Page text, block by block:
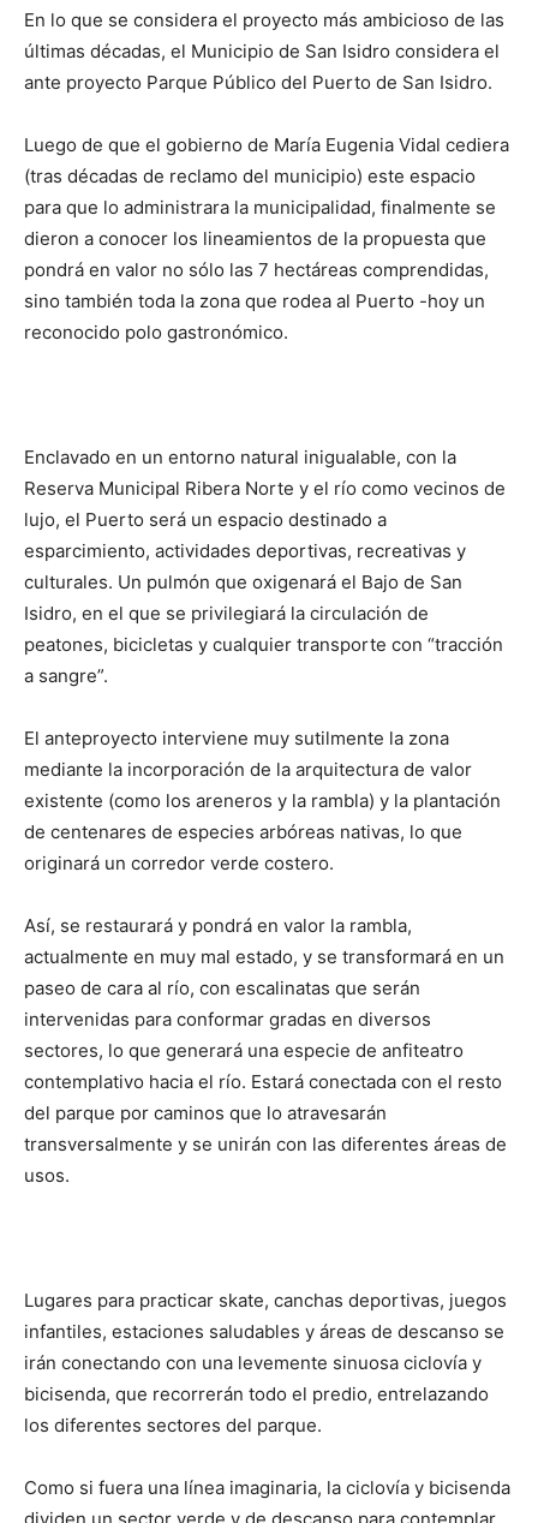
En lo que se considera el proyecto más ambicioso de las
últimas décadas, el Municipio de San Isidro considera el
ante proyecto Parque Público del Puerto de San Isidro.
Luego de que el gobierno de María Eugenia Vidal cediera
(tras décadas de reclamo del municipio) este espacio
para que lo administrara la municipalidad, finalmente se
dieron a conocer los lineamientos de la propuesta que
pondrá en valor no sólo las 7 hectáreas comprendidas,
sino también toda la zona que rodea al Puerto -hoy un
reconocido polo gastronómico.
Enclavado en un entorno natural inigualable, con la
Reserva Municipal Ribera Norte y el río como vecinos de
lujo, el Puerto será un espacio destinado a
esparcimiento, actividades deportivas, recreativas y
culturales. Un pulmón que oxigenará el Bajo de San
Isidro, en el que se privilegiará la circulación de
peatones, bicicletas y cualquier transporte con “tracción
a sangre”.
El anteproyecto interviene muy sutilmente la zona
mediante la incorporación de la arquitectura de valor
existente (como los areneros y la rambla) y la plantación
de centenares de especies arbóreas nativas, lo que
originará un corredor verde costero.
Así, se restaurará y pondrá en valor la rambla,
actualmente en muy mal estado, y se transformará en un
paseo de cara al río, con escalinatas que serán
intervenidas para conformar gradas en diversos
sectores, lo que generará una especie de anfiteatro
contemplativo hacia el río. Estará conectada con el resto
del parque por caminos que lo atravesarán
transversalmente y se unirán con las diferentes áreas de
usos.
Lugares para practicar skate, canchas deportivas, juegos
infantiles, estaciones saludables y áreas de descanso se
irán conectando con una levemente sinuosa ciclovía y
bicisenda, que recorrerán todo el predio, entrelazando
los diferentes sectores del parque.
Como si fuera una línea imaginaria, la ciclovía y bicisenda